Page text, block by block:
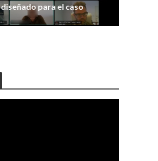
diseñado para el caso